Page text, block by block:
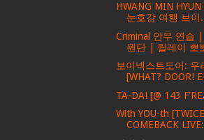
HWANG MIN
눈호강 여행 브이
Criminal 안무 연습
원단 | 릴레이 뽀
보이넥스트도어: 우
[WHAT? DOOR!
TA-DA! [@ 143
With YOU-th
COMEBACK